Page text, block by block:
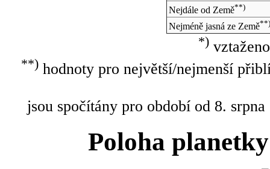
Nejdále od Země**)
Nejméně jasná ze Země**)
*)
**)hodnoty pro největší/nejmenší
jsou spočítány pro období od 8.
Poloha